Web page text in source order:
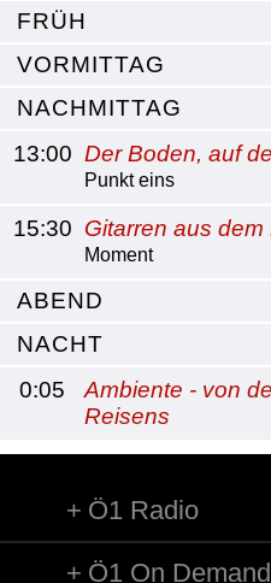
FRÜH
VORMITTAG
NACHMITTAG
13:00 Der Boden, auf
Punkt eins
15:30 Gitarren aus dem
Moment
ABEND
NACHT
0:05
Ambiente - von
Reisens
Ö1 Radio
Ö1 On Demand